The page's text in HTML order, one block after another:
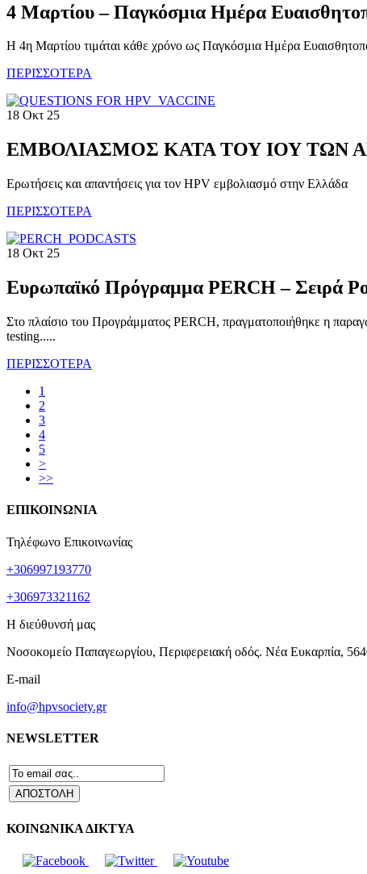
4 Μαρτίου – Παγκόσμια Ημέρα
Η 4η Μαρτίου τιμάται κάθε χρόνο ως Παγκόσμια Ημέρα
ΠΕΡΙΣΣΟΤΕΡΑ
18 Οκτ 25
ΕΜΒΟΛΙΑΣΜΟΣ ΚΑΤΑ ΤΟΥ ΙΟΥ ΤΩΝ
Ερωτήσεις και απαντήσεις για τον HPV εμβολιασμό στην Ελλάδα
ΠΕΡΙΣΣΟΤΕΡΑ
18 Οκτ 25
Ευρωπαϊκό Πρόγραμμα PERCH – Σειρά
Στο πλαίσιο του Προγράμματος PERCH, πραγματοποιήθηκε η
testing.....
ΠΕΡΙΣΣΟΤΕΡΑ
1
2
3
4
5
>
>>
ΕΠΙΚΟΙΝΩΝΙΑ
Τηλέφωνο Επικοινωνίας
+306997193770
+306973321162
Η διεύθυνσή μας
Νοσοκομείο Παπαγεωργίου, Περιφερειακή οδός. Νέα Ευκαρπία,
E-mail
info@hpvsociety.gr
NEWSLETTER
ΚΟΙΝΩΝΙΚΑ ΔΙΚΤΥΑ